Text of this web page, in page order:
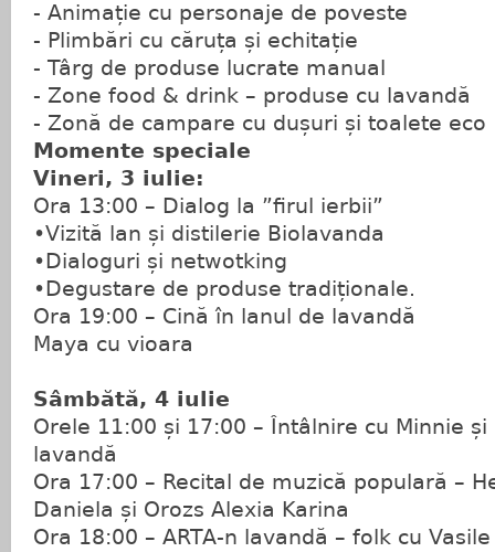
- Animație cu personaje de poveste
- Plimbări cu căruța și echitație
- Târg de produse lucrate manual
- Zone food & drink – produse cu lavandă
- Zonă de campare cu dușuri și toalete eco
Momente speciale
Vineri, 3 iulie:
Ora 13:00 – Dialog la ”firul ierbii”
•Vizită lan și distilerie Biolavanda
•Dialoguri și netwotking
•Degustare de produse tradiționale.
Ora 19:00 – Cină în lanul de lavandă
Maya cu vioara
Sâmbătă, 4 iulie
Orele 11:00 și 17:00 – Întâlnire cu Minnie
lavandă
Ora 17:00 – Recital de muzică populară –
Daniela și Orozs Alexia Karina
Ora 18:00 – ARTA-n lavandă – folk cu